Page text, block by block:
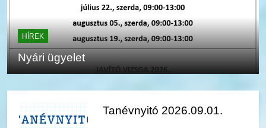
HÍREK
Nyári ügyelet
Tanévnyitó 2026.09.01.